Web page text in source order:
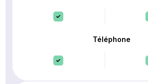
Téléphone